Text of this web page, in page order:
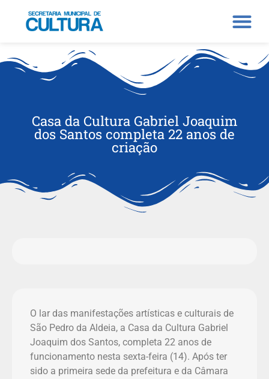
Casa da Cultura Gabriel Joaquim
dos Santos completa 22 anos de
criação
O lar das manifestações artísticas e culturais de
São Pedro da Aldeia, a Casa da Cultura Gabriel
Joaquim dos Santos, completa 22 anos de
funcionamento nesta sexta-feira (14). Após ter
sido a primeira sede da prefeitura e da Câmara